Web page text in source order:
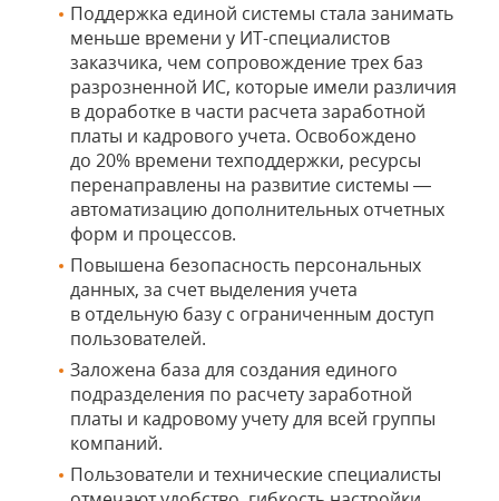
Поддержка единой системы стала занимать
меньше времени у ИТ-специалистов
заказчика, чем сопровождение трех баз
разрозненной ИС, которые имели различия
в доработке в части расчета заработной
платы и кадрового учета. Освобождено
до 20% времени техподдержки, ресурсы
перенаправлены на развитие системы —
автоматизацию дополнительных отчетных
форм и процессов.
Повышена безопасность персональных
данных, за счет выделения учета
в отдельную базу с ограниченным доступ
пользователей.
Заложена база для создания единого
подразделения по расчету заработной
платы и кадровому учету для всей группы
компаний.
Пользователи и технические специалисты